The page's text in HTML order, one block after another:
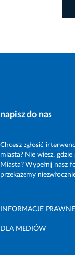
napisz do nas
Chcesz zgłosić
miasta? Nie wiesz, gdzie
Miasta? Wypełnij nasz
przekażemy
INFORMACJE PRAWNE
DLA MEDIÓW